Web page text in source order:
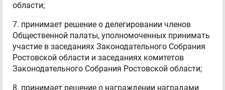
области;
7. принимает решение о делегировании членов
Общественной палаты, уполномоченных принимать
участие в заседаниях Законодательного Собрания
Ростовской области и заседаниях комитетов
Законодательного Собрания Ростовской области;
8. принимает решение о награждении наградами